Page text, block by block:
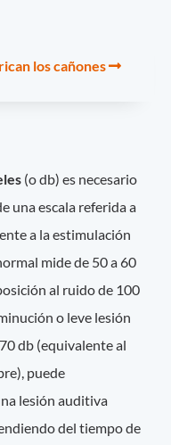
los cañones
(o db) es necesario
una escala referida a
a la estimulación
mide de 50 a 60
al ruido de 100
o leve lesión
db (equivalente al
puede
lesión auditiva
del tiempo de